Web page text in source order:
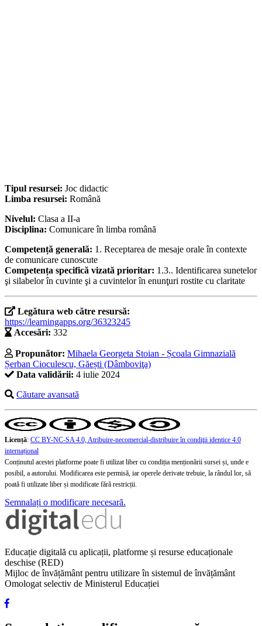
Tipul resursei: Joc didactic
Limba resursei: Română
Nivelul: Clasa a II-a
Disciplina: Comunicare în limba română
Competență generală: 1. Receptarea de mesaje orale în contexte
de comunicare cunoscute
Competența specifică vizată prioritar: 1.3.. Identificarea sunetelor
şi silabelor în cuvinte şi a cuvintelor în enunţuri rostite cu claritate
Legătura web către resursă:
https://learningapps.org/36323245
Accesări: 332
Propunător: Mihaela Georgeta Stoian - Școala Gimnazială
Șerban Cioculescu, Găești (Dâmboviţa)
Data validării: 4 iulie 2024
Căutare avansată
Licență: CC BY-NC-SA 4.0, Atribuire-necomercial-distribuire în condiţii identice 4.0
internațional
Conținutul acestei platforme poate fi utilizat liber cu condiția menționării sursei și, unde e
posibil, a autorului. Modificarea este permisă, iar operele derivate trebuie, la rândul lor, să
poată fi utilizate liber și modificate fără restricții.
Semnalați o modificare necesară.
Educație digitală cu aplicații, platforme și resurse educaționale
deschise (RED)
Mijloc de învățământ pentru utilizare în sistemul de învățământ
Omologat selectiv de Ministerul Educației